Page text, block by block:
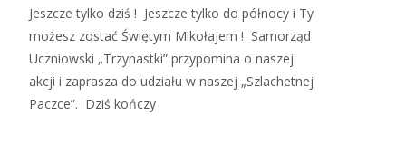
Jeszcze tylko dziś ! Jeszcze tylko do północy i Ty
możesz zostać Świętym Mikołajem ! Samorząd
Uczniowski „Trzynastki” przypomina o naszej
akcji i zaprasza do udziału w naszej „Szlachetnej
Paczce”. Dziś kończy